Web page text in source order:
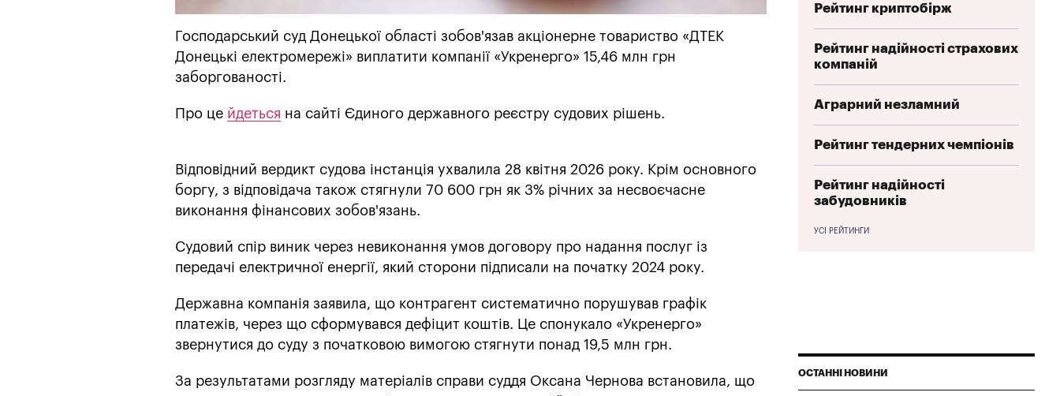
Господарський суд Донецької області зобов'язав акціонерне товариство «ДТЕК
Донецькі електромережі» виплатити компанії «Укренерго» 15,46 млн грн
заборгованості.
Про це йдеться на сайті Єдиного державного реєстру судових рішень.
Відповідний вердикт судова інстанція ухвалила 28 квітня 2026 року. Крім основного
боргу, з відповідача також стягнули 70 600 грн як 3% річних за несвоєчасне
виконання фінансових зобов'язань.
Судовий спір виник через невиконання умов договору про надання послуг із
передачі електричної енергії, який сторони підписали на початку 2024 року.
Державна компанія заявила, що контрагент систематично порушував графік
платежів, через що сформувався дефіцит коштів. Це спонукало «Укренерго»
звернутися до суду з початковою вимогою стягнути понад 19,5 млн грн.
За результатами розгляду матеріалів справи суддя Оксана Чернова встановила, що
Рейтинг криптобірж
Рейтинг надійності страхових
компаній
Аграрний незламний
Рейтинг тендерних чемпіонів
Рейтинг надійності
забудовників
УСІ РЕЙТИНГИ
ОСТАННІ НОВИНИ